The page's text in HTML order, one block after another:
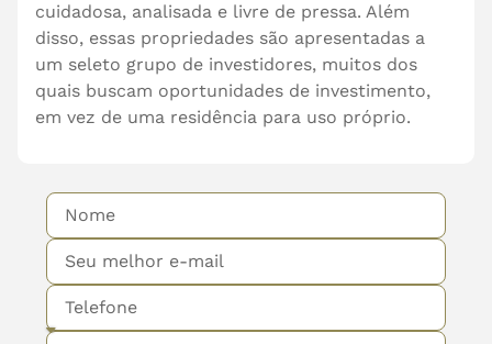
cuidadosa, analisada e livre de pressa. Além
disso, essas propriedades são apresentadas a
um seleto grupo de investidores, muitos dos
quais buscam oportunidades de investimento,
em vez de uma residência para uso próprio.